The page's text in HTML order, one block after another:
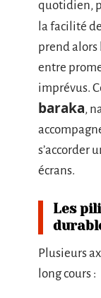
quotidien,
la facilité
prend alors
entre
imprévus.
baraka,
s’accorder
écrans.
Les
Plusieurs
long cours :